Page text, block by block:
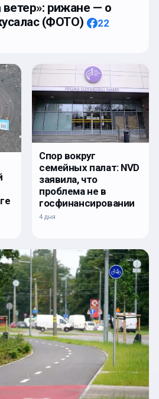
рижане — о
(ФОТО)
22
Спор вокруг
семейных палат: NVD
заявила, что
проблема не в
госфинансировании
4 дня